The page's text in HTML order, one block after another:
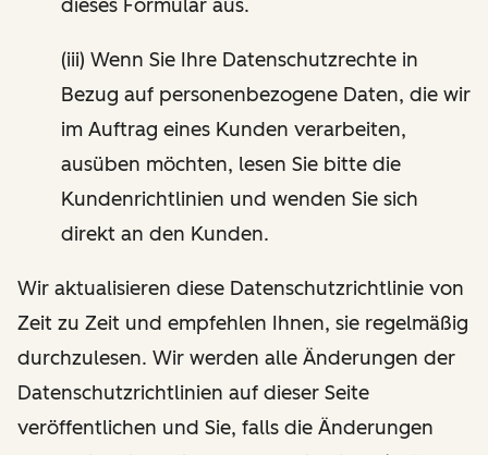
dieses Formular aus.
(iii) Wenn Sie Ihre Datenschutzrechte in
Bezug auf personenbezogene Daten, die wir
im Auftrag eines Kunden verarbeiten,
ausüben möchten, lesen Sie bitte die
Kundenrichtlinien und wenden Sie sich
direkt an den Kunden.
Wir aktualisieren diese Datenschutzrichtlinie von
Zeit zu Zeit und empfehlen Ihnen, sie regelmäßig
durchzulesen. Wir werden alle Änderungen der
Datenschutzrichtlinien auf dieser Seite
veröffentlichen und Sie, falls die Änderungen